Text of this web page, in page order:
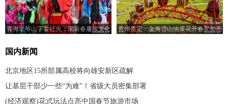
青海老爷山下耍社火：闹新春赓续文化 贵州贵定：金海雪山油菜花开春景如画
国内新闻
北京地区15所部属高校将向雄安新区疏解
让基层干部少一些“为难”！省级大员密集部署
(经济观察)花式玩法点亮中国春节旅游市场